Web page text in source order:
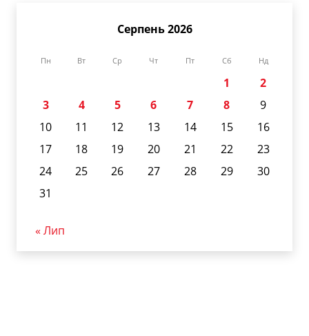
Серпень 2026
Пн Вт Ср Чт Пт Сб Нд
1
2
3
4 5 6 7 8
9
10
11 12 13 14 15
16
17
18 19 20 21 22
23
24
25 26 27 28 29
30
31
« Лип